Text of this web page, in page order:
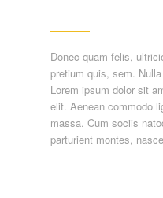
Donec quam felis,
pretium quis, sem.
Lorem ipsum dolor sit
elit. Aenean commodo
massa. Cum sociis
parturient montes,